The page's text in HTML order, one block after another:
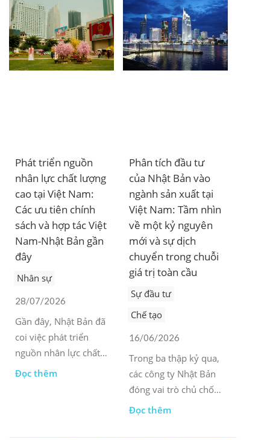
Phát triển nguồn
nhân lực chất lượng
cao tại Việt Nam:
Các ưu tiên chính
sách và hợp tác Việt
Nam-Nhật Bản gần
đây
Nhân sự
28/07/2026
Gần đây, Nhật Bản đã
coi việc phát triển
nguồn nhân lực chất
lượng cao trong lĩnh
Đọc thêm
Phân tích đầu tư
của Nhật Bản vào
ngành sản xuất tại
Việt Nam: Tầm nhìn
về một kỷ nguyên
mới và sự dịch
chuyển trong chuỗi
giá trị toàn cầu
Sự đầu tư
Chế tạo
16/06/2026
Trong ba thập kỷ qua,
các công ty Nhật Bản
đóng vai trò chủ chốt
trong việc phát triển
Đọc thêm
ĐĂNG KÝ NHẬN BẢN TIN